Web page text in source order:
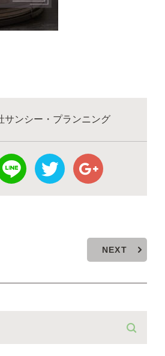
サンシー・プランニング
NEXT